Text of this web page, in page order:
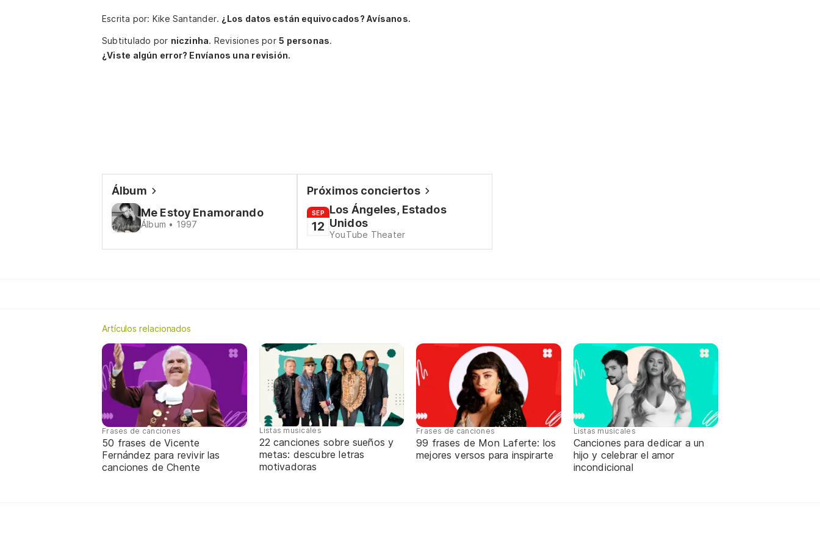
Escrita por: Kike Santander. ¿Los datos están equivocados? Avísanos.
Subtitulado por niczinha. Revisiones por5 personas.
¿Viste algún error? Envíanos una revisión.
Álbum
Me Estoy Enamorando
Álbum • 1997
Próximos conciertos
SEP
12
Los Ángeles, Estados
Unidos
YouTube Theater
Artículos relacionados
Frases de canciones
50 frases de Vicente
Fernández para revivir las
canciones de Chente
Listas musicales
22 canciones sobre sueños y
metas: descubre letras
motivadoras
Frases de canciones
99 frases de Mon Laferte: los
mejores versos para inspirarte
Listas musicales
Canciones para dedicar a un
hijo y celebrar el amor
incondicional